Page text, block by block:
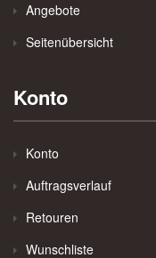
Angebote
Seitenübersicht
Konto
Konto
Auftragsverlauf
Retouren
Wunschliste